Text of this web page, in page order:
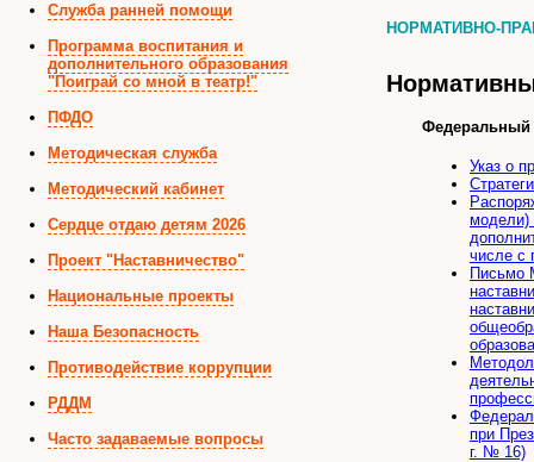
Служба ранней помощи
Программа воспитания и
дополнительного образования
"Поиграй со мной в театр!"
ПФДО
Методическая служба
Методический кабинет
Сердце отдаю детям 2026
Проект "Наставничество"
Национальные проекты
Наша Безопасность
Противодействие коррупции
РДДМ
Часто задаваемые вопросы
НОРМАТИВНО-
Федеральный
Указ о
модели)
числе с
Письмо
при
г. № 16)